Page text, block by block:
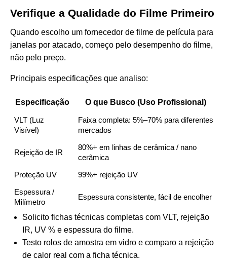
Verifique a Qualidade do Filme Primeiro
Quando escolho um fornecedor de filme de película para
janelas por atacado, começo pelo desempenho do filme,
não pelo preço.
Principais especificações que analiso:
Especificação O que Busco (Uso Profissional)
VLT (Luz
Visível)
Faixa completa: 5%–70% para diferentes
mercados
Rejeição de IR
80%+ em linhas de cerâmica / nano
cerâmica
Proteção UV
99%+ rejeição UV
Espessura /
Milímetro
Espessura consistente, fácil de encolher
Solicito fichas técnicas completas com VLT, rejeição
IR, UV % e espessura do filme.
Testo rolos de amostra em vidro e comparo a rejeição
de calor real com a ficha técnica.